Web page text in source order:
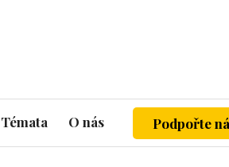
Témata O nás Podpořte